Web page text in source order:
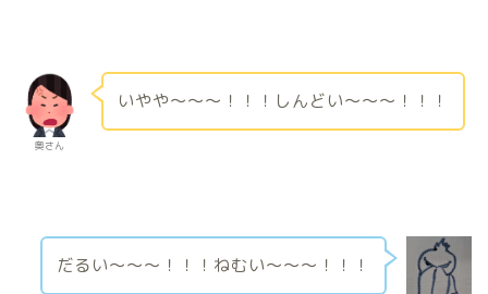
奥さん
いやや〜〜〜！！！しんどい〜〜〜！！！
だるい〜〜〜！！！ねむい〜〜〜！！！